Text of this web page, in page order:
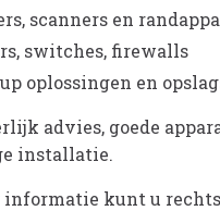
scanners en
switches, firewalls
oplossingen en
advies, goede
installatie.
informatie kunt u